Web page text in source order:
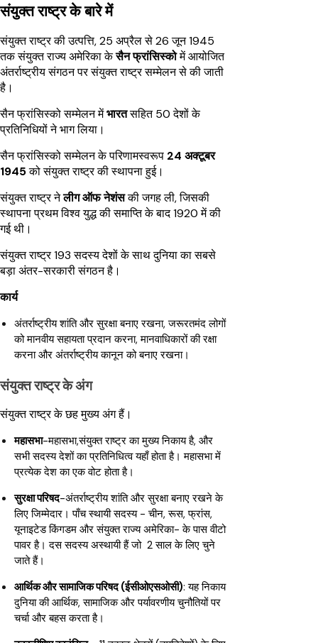
संयुक्त राष्ट्र के बारे में
संयुक्त राष्ट्र की उत्पत्ति, 25 अप्रैल से 26 जून 1945
तक संयुक्त राज्य अमेरिका केसैन फ्रांसिस्कोमें आयोजित
अंतर्राष्ट्रीय संगठन पर संयुक्त राष्ट्र सम्मेलन से की जाती
है।
सैन फ्रांसिस्को सम्मेलन मेंभारतसहित 50 देशों के
प्रतिनिधियों ने भाग लिया।
सैन फ्रांसिस्को सम्मेलन के परिणामस्वरूप 24 अक्टूबर
1945को संयुक्त राष्ट्र की स्थापना हुई।
संयुक्त राष्ट्र नेलीग ऑफ नेशंसकी जगह ली, जिसकी
स्थापना प्रथम विश्व युद्ध की समाप्ति के बाद 1920 में की
गई थी।
संयुक्त राष्ट्र 193 सदस्य देशों के साथ दुनिया का सबसे
बड़ा अंतर-सरकारी संगठन है।
कार्य
अंतर्राष्ट्रीय शांति और सुरक्षा बनाए रखना, जरूरतमंद लोगों
को मानवीय सहायता प्रदान करना, मानवाधिकारों की रक्षा
करना और अंतर्राष्ट्रीय कानून को बनाए रखना।
संयुक्त राष्ट्र के अंग
संयुक्त राष्ट्र के छह मुख्य अंग हैं।
महासभा-महासभा,संयुक्त राष्ट्र का मुख्य निकाय है, और
सभी सदस्य देशों का प्रतिनिधित्व यहाँ होता है। महासभा में
प्रत्येक देश का एक वोट होता है।
सुरक्षा परिषद-अंतर्राष्ट्रीय शांति और सुरक्षा बनाए रखने के
लिए जिम्मेदार। पाँच स्थायी सदस्य - चीन, रूस, फ्रांस,
यूनाइटेड किंगडम और संयुक्त राज्य अमेरिका- के पास वीटो
पावर है। दस सदस्य अस्थायी हैं जो 2 साल के लिए चुने
जाते हैं।
आर्थिक और सामाजिक परिषद (ईसीओएसओसी): यह निकाय
दुनिया की आर्थिक, सामाजिक और पर्यावरणीय चुनौतियों पर
चर्चा और बहस करता है।